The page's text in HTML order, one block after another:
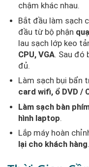
chậm khác nhau.
Bắt đầu làm sạch
đầu từ bộ phận
lau sạch lớp keo
CPU, VGA. Sau đó
đủ.
Làm sạch bụi bẩn
card wifi, ổ DVD /
Làm sạch bàn
hình laptop.
Lắp máy hoàn
lại cho khách hàng.